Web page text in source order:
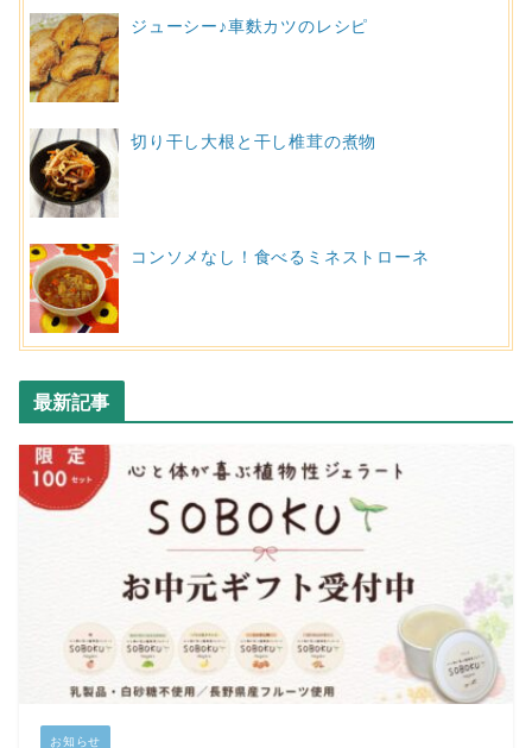
ジューシー♪車麩カツのレシピ
切り干し大根と干し椎茸の煮物
コンソメなし！食べるミネストローネ
最新記事
お知らせ